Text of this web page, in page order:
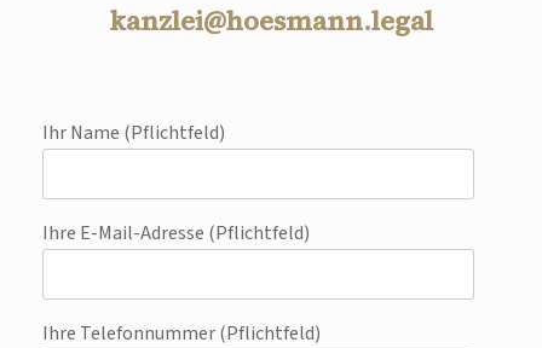
kanzlei@hoesmann.legal
Ihr Name (Pflichtfeld)
Ihre E-Mail-Adresse (Pflichtfeld)
Ihre Telefonnummer (Pflichtfeld)